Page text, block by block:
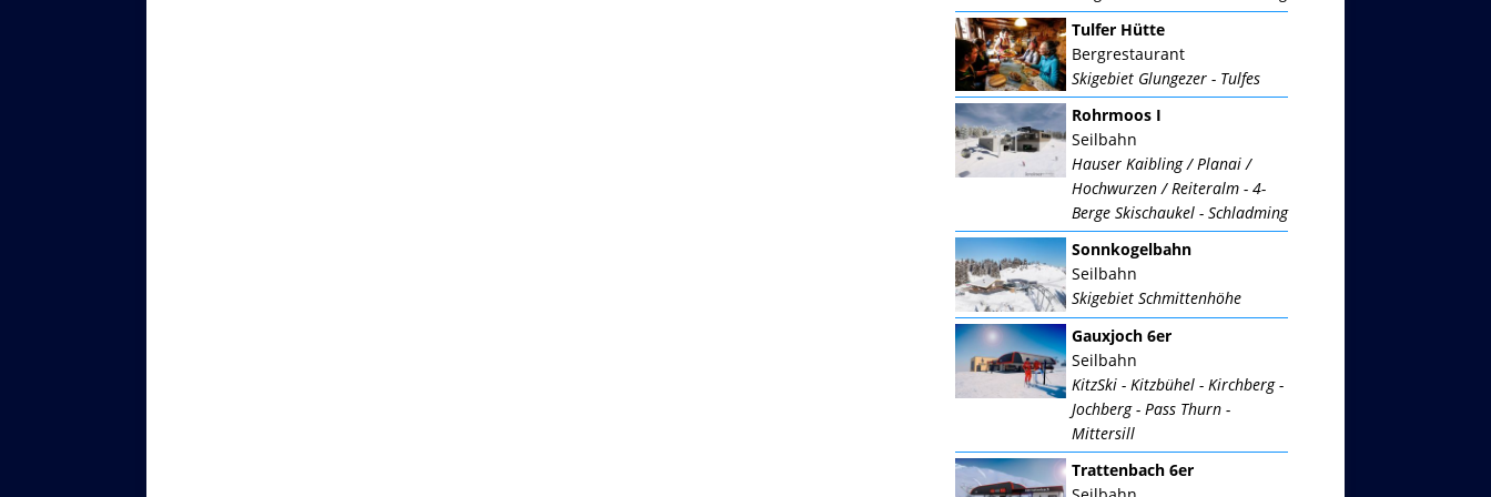
Tulfer Hütte
Bergrestaurant
Skigebiet Glungezer - Tulfes
Rohrmoos I
Seilbahn
Hauser Kaibling / Planai /
Hochwurzen / Reiteralm - 4-
Berge Skischaukel - Schladming
Sonnkogelbahn
Seilbahn
Skigebiet Schmittenhöhe
Gauxjoch 6er
Seilbahn
KitzSki - Kitzbühel - Kirchberg -
Jochberg - Pass Thurn -
Mittersill
Trattenbach 6er